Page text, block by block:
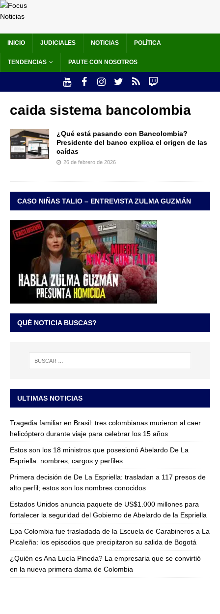
INICIO JUDICIALES NOTICIAS POLÍTICA
TENDENCIAS PAUTE CON NOSOTROS
caida sistema bancolombia
¿Qué está pasando con Bancolombia?
Presidente del banco explica el origen de las
caídas
26 de febrero de 2026
CASO NIÑAS TALIO – ENTREVISTA ZULMA GUZMÁN
QUÉ NOTICIA BUSCAS?
ULTIMAS NOTICIAS
Tragedia familiar en Brasil: tres colombianas murieron al caer
helicóptero durante viaje para celebrar los 15 años
Estos son los 18 ministros que posesionó Abelardo De La
Espriella: nombres, cargos y perfiles
Primera decisión de De La Espriella: trasladan a 117 presos de
alto perfil; estos son los nombres conocidos
Estados Unidos anuncia paquete de US$1.000 millones para
fortalecer la seguridad del Gobierno de Abelardo de la Espriella
Epa Colombia fue trasladada de la Escuela de Carabineros a La
Picaleña: los episodios que precipitaron su salida de Bogotá
¿Quién es Ana Lucía Pineda? La empresaria que se convirtió
en la nueva primera dama de Colombia